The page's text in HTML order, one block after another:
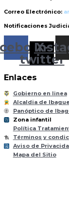
Correo Electrónico:
Notificaciones
X-
twitter
Enlaces
Gobierno en linea
Alcaldia de Ibague
Panóptico de
til
Zona infantil
Política
Términos y
Aviso de
Mapa del Sitio